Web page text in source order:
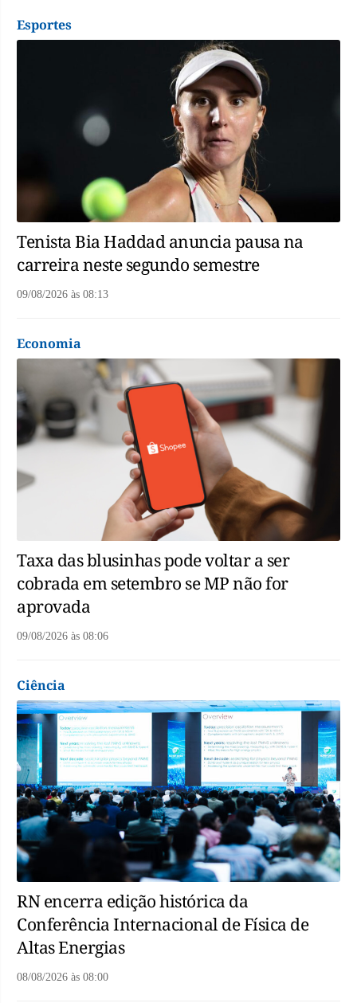
Esportes
Tenista Bia Haddad anuncia pausa na
carreira neste segundo semestre
09/08/2026 às 08:13
Economia
Taxa das blusinhas pode voltar a ser
cobrada em setembro se MP não for
aprovada
09/08/2026 às 08:06
Ciência
RN encerra edição histórica da
Conferência Internacional de Física de
Altas Energias
08/08/2026 às 08:00